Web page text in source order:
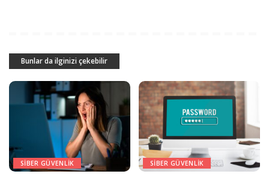
Bunlar da ilginizi çekebilir
SIBER GÜVENLIK SIBER GÜVENLIK